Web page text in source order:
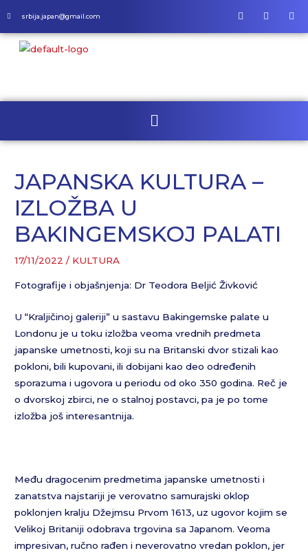
srbija.japan@gmail.com
JAPANSKA KULTURA –
IZLOŽBA U
BAKINGEMSKOJ PALATI
17/11/2022/ KULTURA
Fotografije i objašnjenja: Dr Teodora Beljić Živković
U “Kraljičinoj galeriji” u sastavu Bakingemske palate u
Londonu je u toku izložba veoma vrednih predmeta
japanske umetnosti, koji su na Britanski dvor stizali kao
pokloni, bili kupovani, ili dobijani kao deo određenih
sporazuma i ugovora u periodu od oko 350 godina. Reč je
o dvorskoj zbirci, ne o stalnoj postavci, pa je po tome
izložba još interesantnija.
Među dragocenim predmetima japanske umetnosti i
zanatstva najstariji je verovatno samurajski oklop
poklonjen kralju Džejmsu Prvom 1613, uz ugovor kojim se
Velikoj Britaniji odobrava trgovina sa Japanom. Veoma
impresivan, ručno rađen i neverovatno vredan poklon, jer